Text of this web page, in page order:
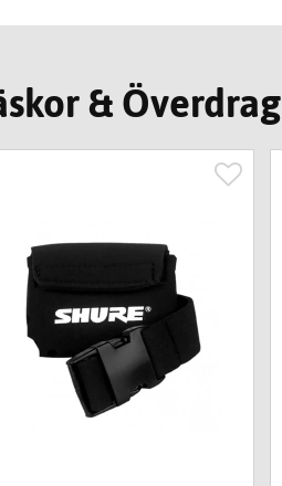
& Överdrag